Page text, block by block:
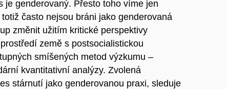
je genderovaný. Přesto toho víme jen
často nejsou bráni jako genderovaná
změnit užitím kritické perspektivy
země s postsocialistickou
smíšených metod výzkumu –
kvantitativní analýzy. Zvolená
stárnutí jako genderovanou praxi, sleduje